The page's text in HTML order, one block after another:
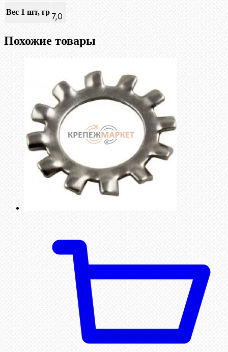
Вес 1 шт, гр 7,0
Похожие товары